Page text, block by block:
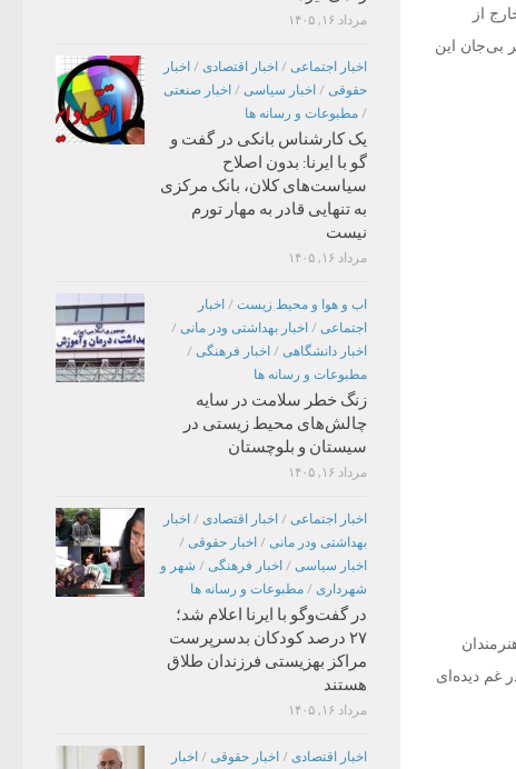
خارج از
بی‌جان این
غم دیده‌ای
مرداد ۱۶, ۱۴۰۵
اخبار اجتماعی / اخبار اقتصادی / اخبار
حقوقی / اخبار سیاسی / اخبار صنعتی
/ مطبوعات و رسانه ها
یک کارشناس بانکی در گفت و
گو با ایرنا: بدون اصلاح
سیاست‌های کلان، بانک مرکزی
به تنهایی قادر به مهار تورم
نیست
مرداد ۱۶, ۱۴۰۵
اب و هوا و محیط زیست / اخبار
اجتماعی / اخبار بهداشتی ودر مانی /
اخبار دانشگاهی / اخبار فرهنگی /
مطبوعات و رسانه ها
زنگ خطر سلامت در سایه
چالش‌های محیط زیستی در
سیستان و بلوچستان
مرداد ۱۶, ۱۴۰۵
اخبار اجتماعی / اخبار اقتصادی / اخبار
بهداشتی ودر مانی / اخبار حقوقی /
اخبار سیاسی / اخبار فرهنگی / شهر و
شهرداری / مطبوعات و رسانه ها
در گفت‌وگو با ایرنا اعلام شد؛
۲۷ درصد کودکان بدسرپرست
مراکز بهزیستی فرزندان طلاق
هستند
مرداد ۱۶, ۱۴۰۵
اخبار اقتصادی / اخبار حقوقی / اخبار